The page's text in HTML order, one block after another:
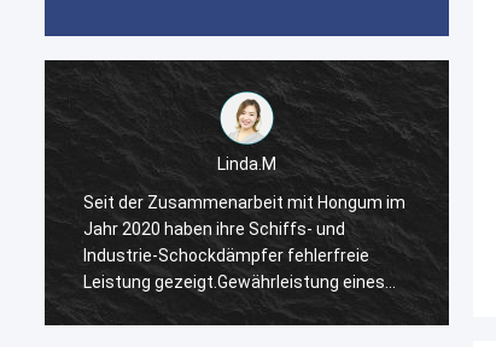
Linda.M
Seit der Zusammenarbeit mit Hongum im
Jahr 2020 haben ihre Schiffs- und
Industrie-Schockdämpfer fehlerfreie
Leistung gezeigt.Gewährleistung eines
ununterbrochenen Betriebs unserer